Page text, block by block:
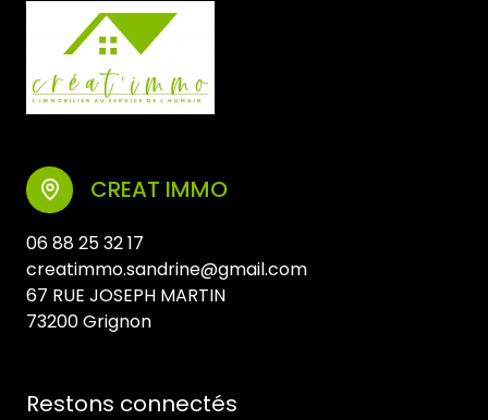
CREAT IMMO
06 88 25 32 17
creatimmo.sandrine@gmail.com
67 RUE JOSEPH MARTIN
73200 Grignon
Restons connectés